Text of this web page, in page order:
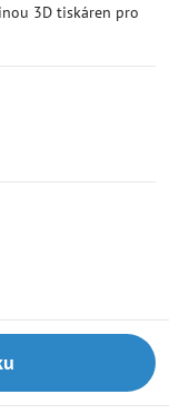
3D tiskáren pro